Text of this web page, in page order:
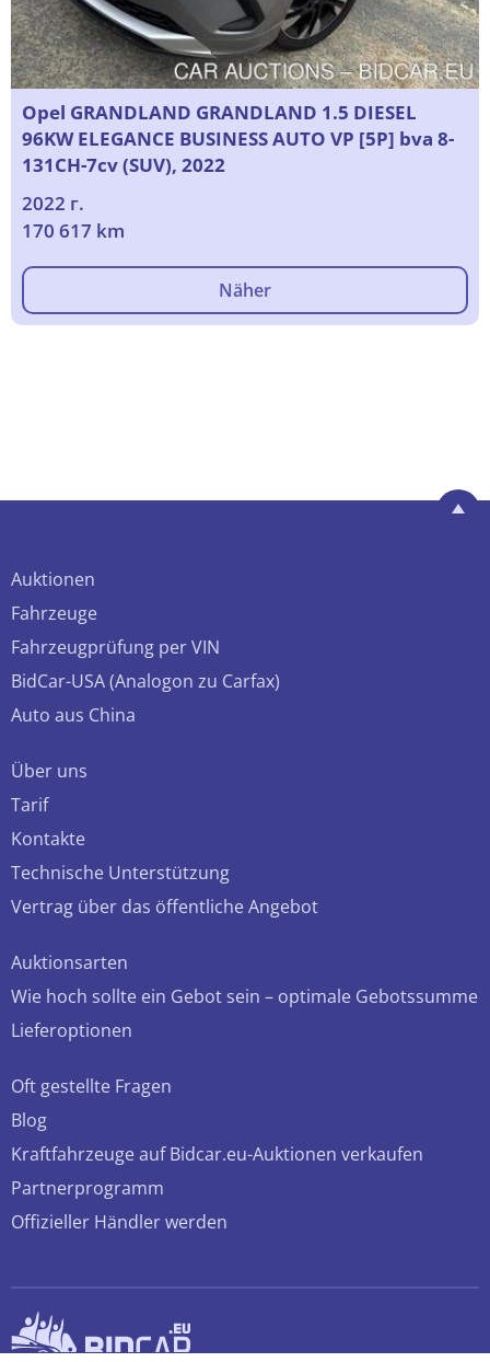
Opel GRANDLAND GRANDLAND 1.5 DIESEL
96KW ELEGANCE BUSINESS AUTO VP [5P] bva 8-
131CH-7cv (SUV), 2022
2022 г.
170 617 km
Näher
Auktionen
Fahrzeuge
Fahrzeugprüfung per VIN
BidCar-USA (Analogon zu Carfax)
Auto aus China
Über uns
Tarif
Kontakte
Technische Unterstützung
Vertrag über das öffentliche Angebot
Auktionsarten
Wie hoch sollte ein Gebot sein – optimale Gebotssumme
Lieferoptionen
Oft gestellte Fragen
Blog
Kraftfahrzeuge auf Bidcar.eu-Auktionen verkaufen
Partnerprogramm
Offizieller Händler werden